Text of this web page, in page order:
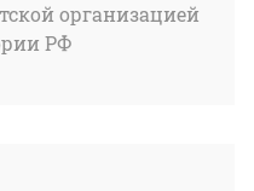
организацией
РФ